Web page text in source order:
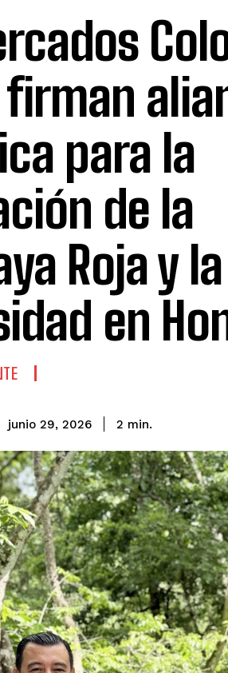
para la
de la
Roja y la
en
junio 29, 2026 2 min.